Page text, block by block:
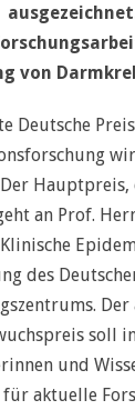
von
Deutsche
Hauptpreis,
an Prof.
des
soll
und
für aktuelle